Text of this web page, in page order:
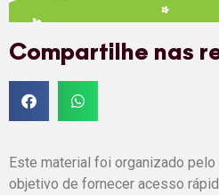
Compartilhe nas
Este material foi organizado
objetivo de fornecer acesso